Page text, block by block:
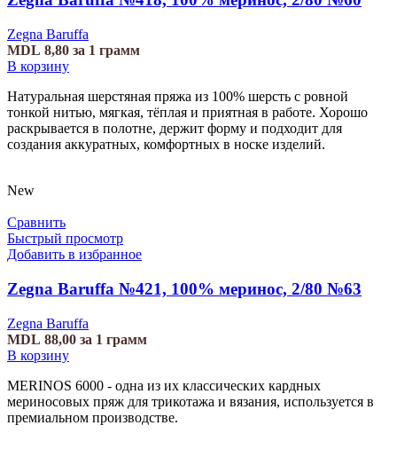
Zegna Baruffa
MDL 8,80 за 1 грамм
В корзину
Натуральная шерстяная пряжа из 100% шерсть с ровной
тонкой нитью, мягкая, тёплая и приятная в работе. Хорошо
раскрывается в полотне, держит форму и подходит для
создания аккуратных, комфортных в носке изделий.
New
Сравнить
Быстрый просмотр
Добавить в избранное
Zegna Baruffa №421, 100% меринос, 2/80 №63
Zegna Baruffa
MDL 88,00 за 1 грамм
В корзину
MERINOS 6000 - одна из их классических кардных
мериносовых пряж для трикотажа и вязания, используется в
премиальном производстве.